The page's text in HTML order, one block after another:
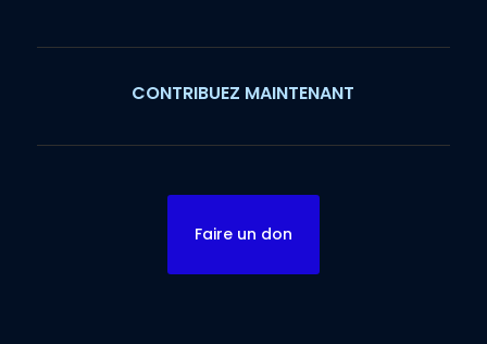
CONTRIBUEZ MAINTENANT
Faire un don